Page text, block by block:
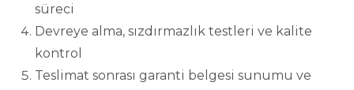
süreci
Devreye alma, sızdırmazlık testleri ve kalite
kontrol
Teslimat sonrası garanti belgesi sunumu ve